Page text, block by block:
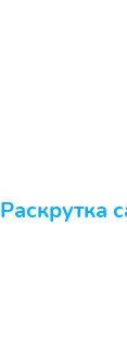
Раскрутка